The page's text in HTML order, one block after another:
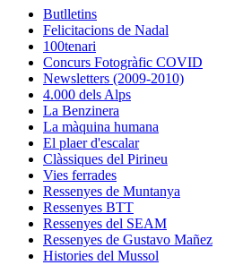
Butlletins
Felicitacions de Nadal
100tenari
Concurs Fotogràfic COVID
Newsletters (2009-2010)
4.000 dels Alps
La Benzinera
La màquina humana
El plaer d'escalar
Clàssiques del Pirineu
Vies ferrades
Ressenyes de Muntanya
Ressenyes BTT
Ressenyes del SEAM
Ressenyes de Gustavo Mañez
Histories del Mussol